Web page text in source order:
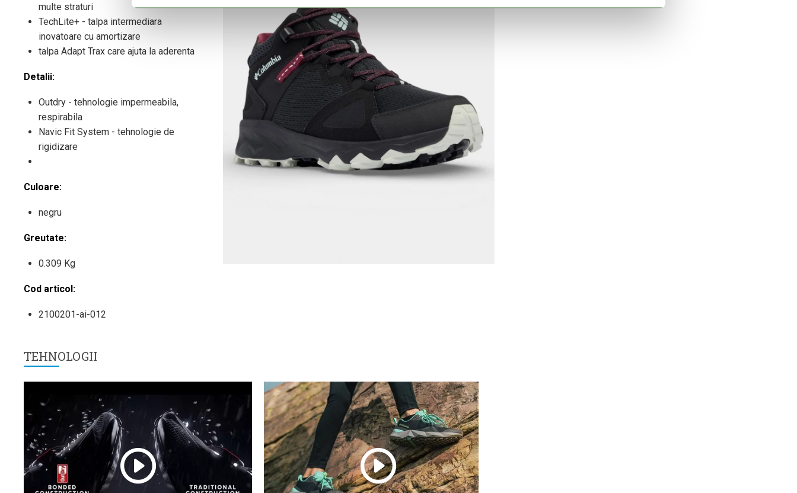
multe straturi
TechLite+ - talpa intermediara
inovatoare cu amortizare
talpa Adapt Trax care ajuta la aderenta
Detalii:
Outdry - tehnologie impermeabila,
respirabila
Navic Fit System - tehnologie de
rigidizare
Culoare:
negru
Greutate:
0.309 Kg
Cod articol:
2100201-ai-012
TEHNOLOGII